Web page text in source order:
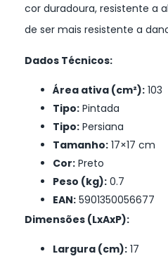
cor duradoura, resistente a
de ser mais resistente a
Dados Técnicos:
Área ativa (cm²): 103
Tipo: Pintada
Tipo: Persiana
Tamanho: 17×17 cm
Cor: Preto
Peso (kg): 0.7
EAN: 5901350056677
Dimensões (LxAxP):
Largura (cm): 17